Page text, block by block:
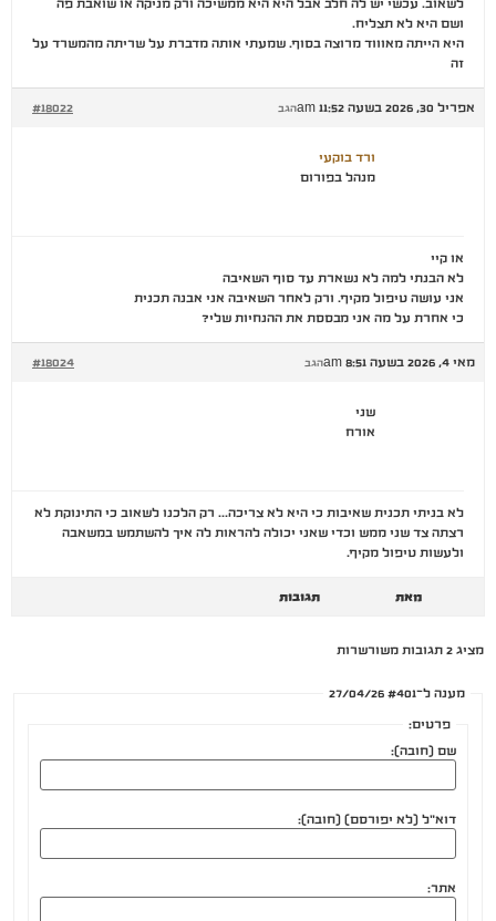
לשאוב. עכשי יש לה חלב אבל היא היא ממשיכה ורק מניקה או שואבת פה
ושם היא לא תצליח.
היא הייתה מאוווד מרוצה בסוף. שמעתי אותה מדברת על שריתה מהמשרד על
זה
אפריל 30, 2026 בשעה 11:52 am #18022 הגב
ורד בוקעי
מנהל בפורום
או קיי
לא הבנתי למה לא נשארת עד סוף השאיבה
אני עושה טיפול מקיף. ורק לאחר השאיבה אני אבנה תכנית
כי אחרת על מה אני מבססת את ההנחיות שלי?
מאי 4, 2026 בשעה 8:51 am #18024 הגב
שני
אורח
לא בניתי תכנית שאיבות כי היא לא צריכה… רק הלכנו לשאוב כי התינוקת לא
רצתה צד שני ממש וכדי שאני יכולה להראות לה איך להשתמש במשאבה
ולעשות טיפול מקיף.
מאת תגובות
מציג 2 תגובות משורשרות
מענה ל־#401 27/04/26
פרטים:
שם (חובה):
דוא"ל (לא יפורסם) (חובה):
אתר: